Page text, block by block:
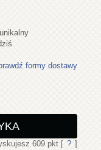
płatnościformy dostawy
609pkt [ ? ]